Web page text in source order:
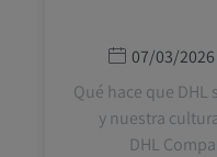
תאריך פרסום
07/03/2026
¿Qué hace que
y nuestra
DHL